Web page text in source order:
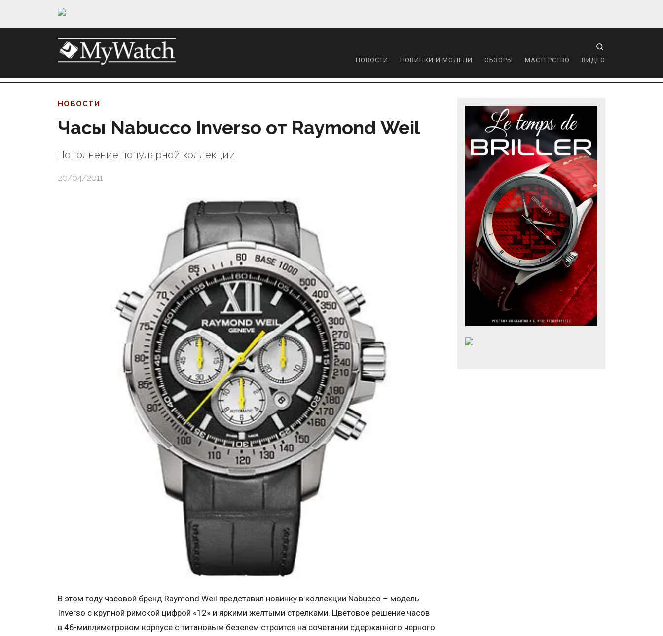
НОВОСТИ НОВИНКИ И МОДЕЛИ ОБЗОРЫ МАСТЕРСТВО ВИДЕО
НОВОСТИ
Часы Nabucco Inverso от Raymond Weil
Пополнение популярной коллекции
20/04/2011
В этом году часовой бренд Raymond Weil представил новинку в коллекции Nabucco – модель
Inverso с крупной римской цифрой «12» и яркими желтыми стрелками. Цветовое решение часов
в 46-миллиметровом корпусе с титановым безелем строится на сочетании сдержанного черного